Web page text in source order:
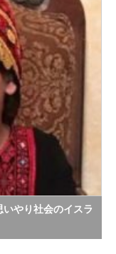
いやり社会のイスラ